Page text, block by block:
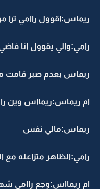
ريماس:اقوول راامي ترا
رامي:والي يقوول انا
ريماس بعدم صبر قامت
ام ريماس:ريمااس وين
ريماس:مالي نفس
رامي:الظاهر متزاعله مع
ام ريمااس:وجع راامي